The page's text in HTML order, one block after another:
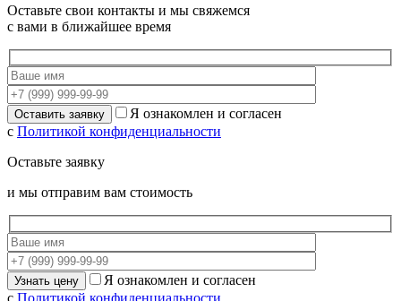
Оставьте свои контакты и мы свяжемся
с вами в ближайшее время
Я ознакомлен и согласен
с Политикой конфиденциальности
Оставьте заявку
и мы отправим вам стоимость
Я ознакомлен и согласен
с Политикой конфиденциальности